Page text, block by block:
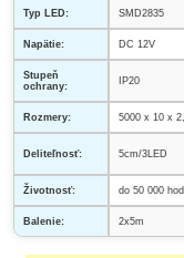
Typ LED: SMD2835
Napätie: DC 12V
Stupeň
ochrany:
IP20
Rozmery: 5000 x 10 x
Deliteľnosť: 5cm/3LED
Životnosť: do 50 000
Balenie: 2x5m